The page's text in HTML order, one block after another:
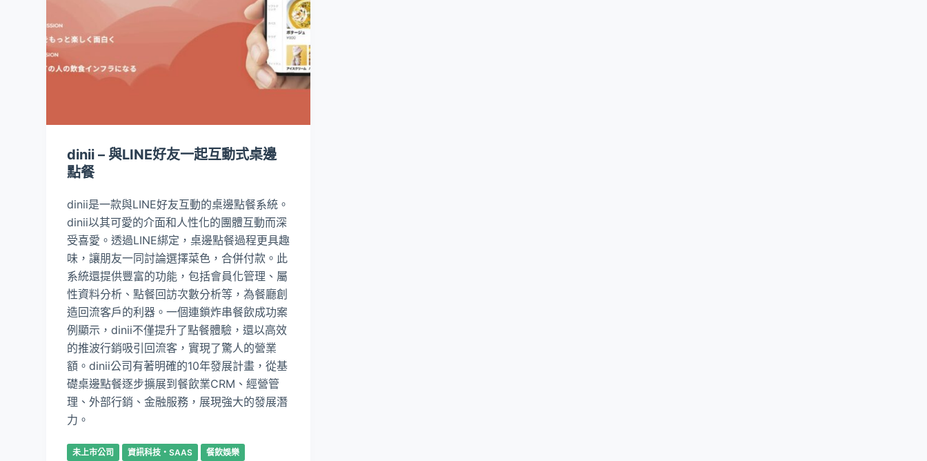
dinii – 與LINE好友一起互動式桌邊
點餐
dinii是一款與LINE好友互動的桌邊點餐系統。
dinii以其可愛的介面和人性化的團體互動而深
受喜愛。透過LINE綁定，桌邊點餐過程更具趣
味，讓朋友一同討論選擇菜色，合併付款。此
系統還提供豐富的功能，包括會員化管理、屬
性資料分析、點餐回訪次數分析等，為餐廳創
造回流客戶的利器。一個連鎖炸串餐飲成功案
例顯示，dinii不僅提升了點餐體驗，還以高效
的推波行銷吸引回流客，實現了驚人的營業
額。dinii公司有著明確的10年發展計畫，從基
礎桌邊點餐逐步擴展到餐飲業CRM、經營管
理、外部行銷、金融服務，展現強大的發展潛
力。
未上市公司 資訊科技・SAAS 餐飲娛樂